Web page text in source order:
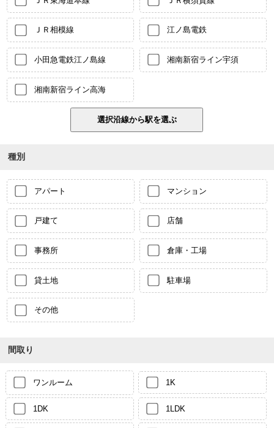
ＪＲ相模線 江ノ島電鉄
小田急電鉄江ノ島線 湘南新宿ライン宇須
湘南新宿ライン高海
種別
アパート マンション
戸建て 店舗
事務所 倉庫・工場
貸土地 駐車場
その他
間取り
ワンルーム 1K
1DK 1LDK